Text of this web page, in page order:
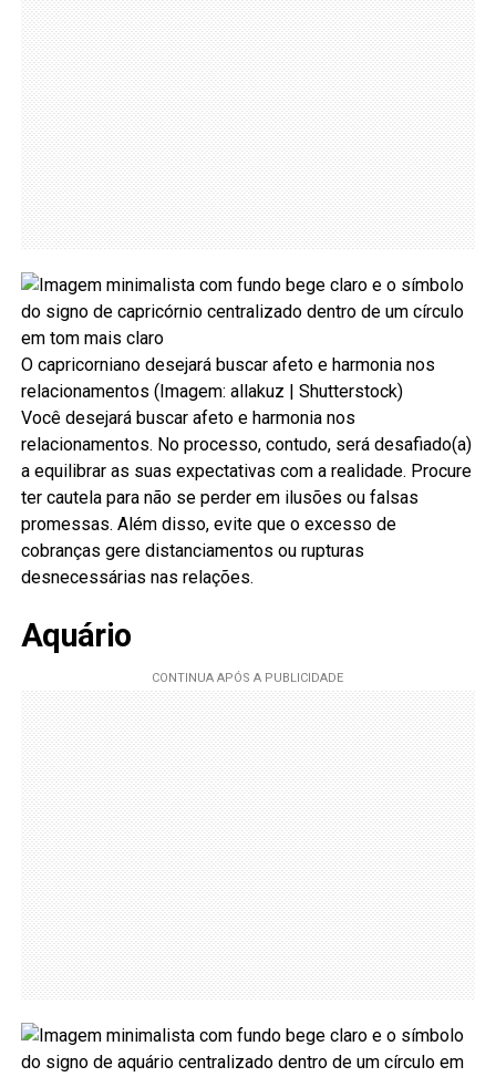
O capricorniano desejará buscar afeto e harmonia nos
relacionamentos (Imagem: allakuz | Shutterstock)
Você desejará buscar afeto e harmonia nos
relacionamentos. No processo, contudo, será desafiado(a)
a equilibrar as suas expectativas com a realidade. Procure
ter cautela para não se perder em ilusões ou falsas
promessas. Além disso, evite que o excesso de
cobranças gere distanciamentos ou rupturas
desnecessárias nas relações.
Aquário